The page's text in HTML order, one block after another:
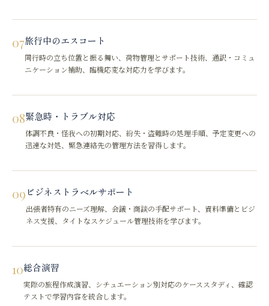
07旅行中のエスコート
同行時の立ち位置と振る舞い、荷物管理とサポート技術、通訳・コミュ
ニケーション補助、臨機応変な対応力を学びます。
08緊急時・トラブル対応
体調不良・怪我への初期対応、紛失・盗難時の処理手順、予定変更への
迅速な対処、緊急連絡先の管理方法を習得します。
09ビジネストラベルサポート
出張者特有のニーズ理解、会議・商談の手配サポート、資料準備とビジ
ネス支援、タイトなスケジュール管理技術を学びます。
10総合演習
実際の旅程作成演習、シチュエーション別対応のケーススタディ、確認
テストで学習内容を統合します。